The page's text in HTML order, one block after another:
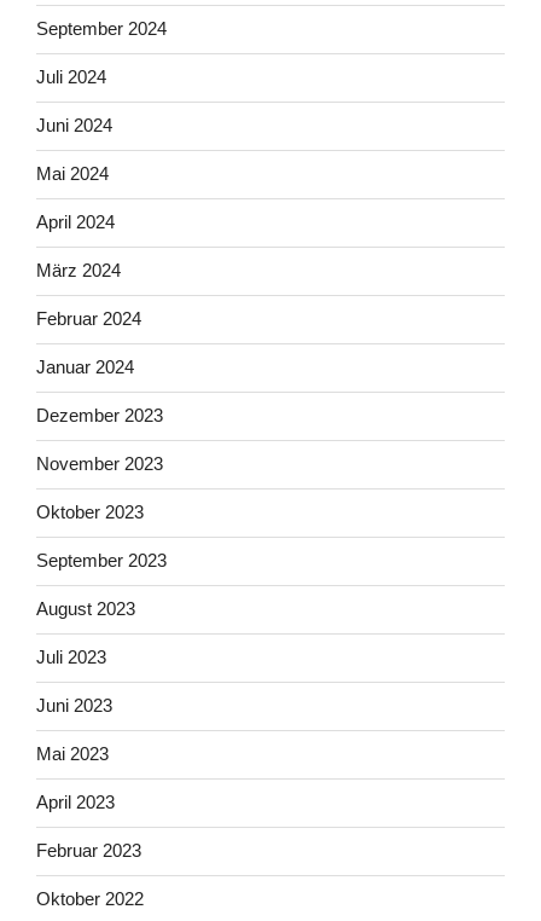
September 2024
Juli 2024
Juni 2024
Mai 2024
April 2024
März 2024
Februar 2024
Januar 2024
Dezember 2023
November 2023
Oktober 2023
September 2023
August 2023
Juli 2023
Juni 2023
Mai 2023
April 2023
Februar 2023
Oktober 2022